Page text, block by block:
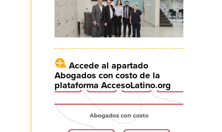
Accede al apartado
Abogados con costo de la
plataforma AccesoLatino.org